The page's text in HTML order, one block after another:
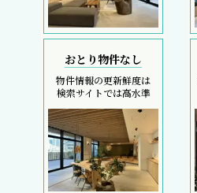
おとり物件なし
物件情報の更新鮮度は
検索サイトでは高水準